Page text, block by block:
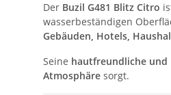
Der Buzil G481 Blitz Citro
wasserbeständigen
Gebäuden, Hotels,
Seine hautfreundliche und
Atmosphäre sorgt.